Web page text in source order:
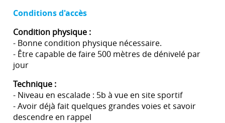
Conditions d'accès
Condition physique :
- Bonne condition physique nécessaire.
- Être capable de faire 500 mètres de dénivelé par
jour
Technique :
- Niveau en escalade : 5b à vue en site sportif
- Avoir déjà fait quelques grandes voies et savoir
descendre en rappel